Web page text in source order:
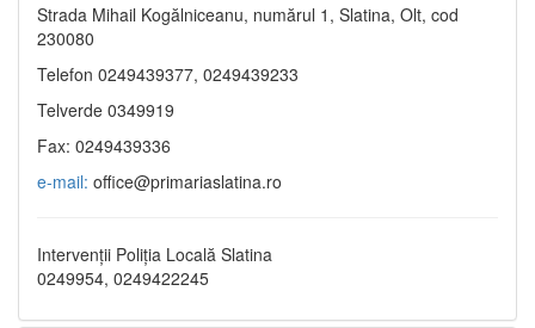
Strada Mihail Kogălniceanu, numărul 1, Slatina, Olt, cod
230080
Telefon 0249439377, 0249439233
Telverde 0349919
Fax: 0249439336
e-mail: office@primariaslatina.ro
Intervenții Poliția Locală Slatina
0249954, 0249422245